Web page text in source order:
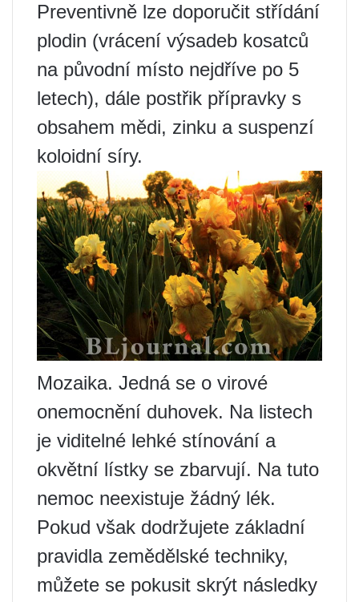
Preventivně lze doporučit střídání
plodin (vrácení výsadeb kosatců
na původní místo nejdříve po 5
letech), dále postřik přípravky s
obsahem mědi, zinku a suspenzí
koloidní síry.
Mozaika. Jedná se o virové
onemocnění duhovek. Na listech
je viditelné lehké stínování a
okvětní lístky se zbarvují. Na tuto
nemoc neexistuje žádný lék.
Pokud však dodržujete základní
pravidla zemědělské techniky,
můžete se pokusit skrýt následky